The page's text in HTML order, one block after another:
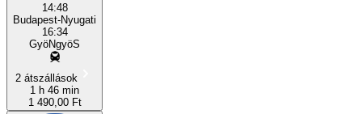
14:48
Budapest-Nyugati
16:34
GyöNgyöS
2 átszállások
1 h 46 min
1 490,00 Ft